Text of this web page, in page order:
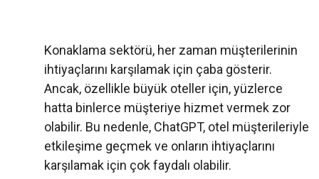
Konaklama sektörü, her zaman müşterilerinin
ihtiyaçlarını karşılamak için çaba gösterir.
Ancak, özellikle büyük oteller için, yüzlerce
hatta binlerce müşteriye hizmet vermek zor
olabilir. Bu nedenle, ChatGPT, otel müşterileriyle
etkileşime geçmek ve onların ihtiyaçlarını
karşılamak için çok faydalı olabilir.